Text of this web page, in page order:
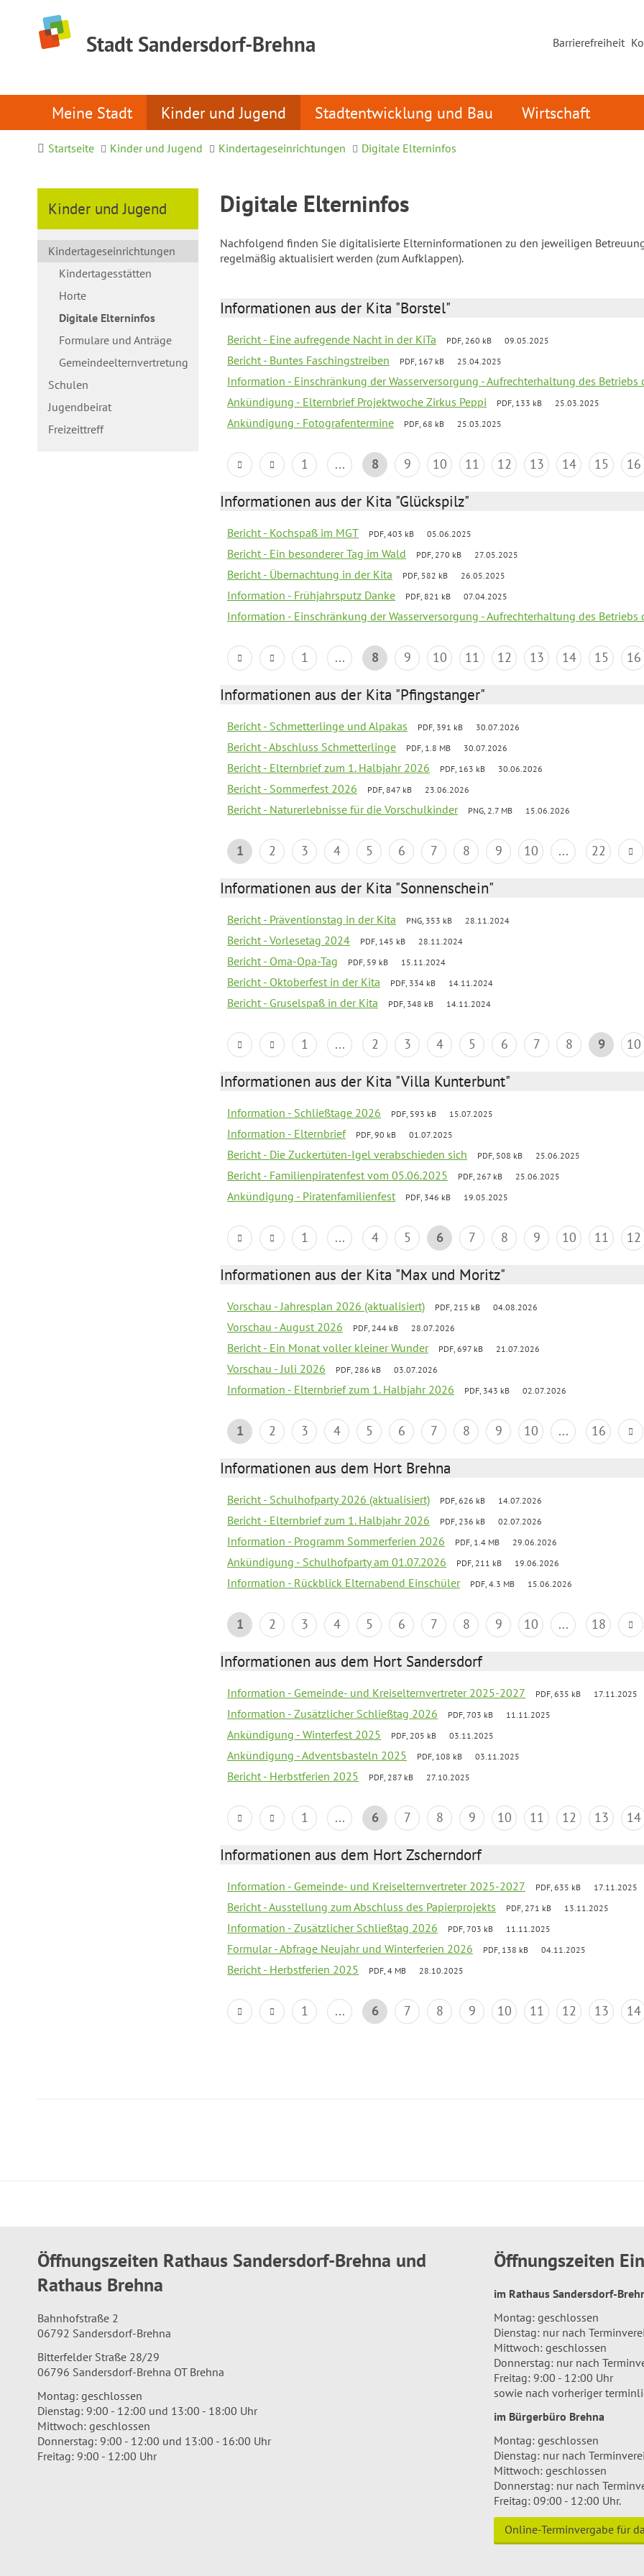
Stadt Sandersdorf-Brehna Barrierefreiheit
Meine Stadt Kinder und Jugend Stadtentwicklung und Bau Wirtschaft
Startseite Kinder und Jugend Kindertageseinrichtungen Digitale Elterninfos
Kinder und Jugend
Kindertageseinrichtungen
Kindertagesstätten
Horte
Digitale Elterninfos
Formulare und Anträge
Gemeindeelternvertretung
Schulen
Jugendbeirat
Freizeittreff
Digitale Elterninfos
Nachfolgend finden Sie digitalisierte Elterninformationen zu den jeweiligen
regelmäßig aktualisiert werden (zum Aufklappen).
Informationen aus der Kita "Borstel"
Bericht - Eine aufregende Nacht in der KiTa PDF, 260 kB 09.05.2025
Bericht - Buntes Faschingstreiben PDF, 167 kB 25.04.2025
Information - Einschränkung der Wasserversorgung - Aufrechterhaltung des Betriebs
Ankündigung - Elternbrief Projektwoche Zirkus Peppi
PDF, 133 kB 25.03.2025
Ankündigung - Fotografentermine PDF, 68 kB 25.03.2025
1 ... 8 9 10 11 12 13 14 15 16
Informationen aus der Kita "Glückspilz"
Bericht - Kochspaß im MGT PDF, 403 kB 05.06.2025
Bericht - Ein besonderer Tag im Wald PDF, 270 kB 27.05.2025
Bericht - Übernachtung in der Kita PDF, 582 kB 26.05.2025
Information - Frühjahrsputz Danke PDF, 821 kB 07.04.2025
Information - Einschränkung der Wasserversorgung - Aufrechterhaltung des Betriebs
1 ... 8 9 10 11 12 13 14 15 16
Informationen aus der Kita "Pfingstanger"
Bericht - Schmetterlinge und Alpakas PDF, 391 kB 30.07.2026
Bericht - Abschluss Schmetterlinge PDF, 1.8 MB 30.07.2026
Bericht - Elternbrief zum 1. Halbjahr 2026 PDF, 163 kB 30.06.2026
Bericht - Sommerfest 2026 PDF, 847 kB 23.06.2026
Bericht - Naturerlebnisse für die Vorschulkinder PNG, 2.7 MB 15.06.2026
1 2 3 4 5 6 7 8 9 10 ... 22
Informationen aus der Kita "Sonnenschein"
Bericht - Präventionstag in der Kita PNG, 353 kB 28.11.2024
Bericht - Vorlesetag 2024 PDF, 145 kB 28.11.2024
Bericht - Oma-Opa-Tag PDF, 59 kB 15.11.2024
Bericht - Oktoberfest in der Kita PDF, 334 kB 14.11.2024
Bericht - Gruselspaß in der Kita PDF, 348 kB 14.11.2024
1 ... 2 3 4 5 6 7 8 9 10
Informationen aus der Kita "Villa Kunterbunt"
Information - Schließtage 2026 PDF, 593 kB 15.07.2025
Information - Elternbrief PDF, 90 kB 01.07.2025
Bericht - Die Zuckertüten-Igel verabschieden sich PDF, 508 kB 25.06.2025
Bericht - Familienpiratenfest vom 05.06.2025 PDF, 267 kB 25.06.2025
Ankündigung - Piratenfamilienfest PDF, 346 kB 19.05.2025
1 ... 4 5 6 7 8 9 10 11 12
Informationen aus der Kita "Max und Moritz"
Vorschau - Jahresplan 2026 (aktualisiert) PDF, 215 kB 04.08.2026
Vorschau - August 2026 PDF, 244 kB 28.07.2026
Bericht - Ein Monat voller kleiner Wunder PDF, 697 kB 21.07.2026
Vorschau - Juli 2026 PDF, 286 kB 03.07.2026
Information - Elternbrief zum 1. Halbjahr 2026 PDF, 343 kB 02.07.2026
1 2 3 4 5 6 7 8 9 10 ... 16
Informationen aus dem Hort Brehna
Bericht - Schulhofparty 2026 (aktualisiert) PDF, 626 kB 14.07.2026
Bericht - Elternbrief zum 1. Halbjahr 2026 PDF, 236 kB 02.07.2026
Information - Programm Sommerferien 2026 PDF, 1.4 MB 29.06.2026
Ankündigung - Schulhofparty am 01.07.2026 PDF, 211 kB 19.06.2026
Information - Rückblick Elternabend Einschüler PDF, 4.3 MB 15.06.2026
1 2 3 4 5 6 7 8 9 10 ... 18
Informationen aus dem Hort Sandersdorf
Information - Gemeinde- und Kreiselternvertreter 2025-2027 PDF, 635 kB 17.11.2025
Information - Zusätzlicher Schließtag 2026 PDF, 703 kB 11.11.2025
Ankündigung - Winterfest 2025 PDF, 205 kB 03.11.2025
Ankündigung - Adventsbasteln 2025 PDF, 108 kB 03.11.2025
Bericht - Herbstferien 2025 PDF, 287 kB 27.10.2025
1 ... 6 7 8 9 10 11 12 13 14
Informationen aus dem Hort Zscherndorf
Information - Gemeinde- und Kreiselternvertreter 2025-2027 PDF, 635 kB 17.11.2025
Bericht - Ausstellung zum Abschluss des Papierprojekts PDF, 271 kB 13.11.2025
Information - Zusätzlicher Schließtag 2026 PDF, 703 kB 11.11.2025
Formular - Abfrage Neujahr und Winterferien 2026 PDF, 138 kB 04.11.2025
Bericht - Herbstferien 2025 PDF, 4 MB 28.10.2025
1 ... 6 7 8 9 10 11 12 13 14
Öffnungszeiten Rathaus Sandersdorf-Brehna und
Rathaus Brehna
Bahnhofstraße 2
06792 Sandersdorf-Brehna
Bitterfelder Straße 28/29
06796 Sandersdorf-Brehna OT Brehna
Montag: geschlossen
Dienstag: 9:00 - 12:00 und 13:00 - 18:00 Uhr
Mittwoch: geschlossen
Donnerstag: 9:00 - 12:00 und 13:00 - 16:00 Uhr
Freitag: 9:00 - 12:00 Uhr
Öffnungszeiten
im Rathaus Sandersdorf-
Montag: geschlossen
Dienstag: nur nach
Mittwoch: geschlossen
Donnerstag: nur nach
Freitag: 9:00 - 12:00 Uhr
sowie nach vorheriger
im Bürgerbüro Brehna
Montag: geschlossen
Dienstag: nur nach
Mittwoch: geschlossen
Donnerstag: nur nach
Freitag: 09:00 - 12:00 Uhr.
Online-Terminvergabe für